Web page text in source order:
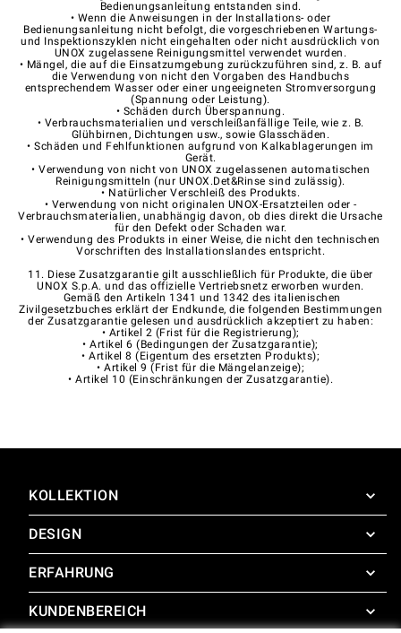
Bedienungsanleitung entstanden sind.
• Wenn die Anweisungen in der Installations- oder
Bedienungsanleitung nicht befolgt, die vorgeschriebenen Wartungs-
und Inspektionszyklen nicht eingehalten oder nicht ausdrücklich von
UNOX zugelassene Reinigungsmittel verwendet wurden.
• Mängel, die auf die Einsatzumgebung zurückzuführen sind, z. B. auf
die Verwendung von nicht den Vorgaben des Handbuchs
entsprechendem Wasser oder einer ungeeigneten Stromversorgung
(Spannung oder Leistung).
• Schäden durch Überspannung.
• Verbrauchsmaterialien und verschleißanfällige Teile, wie z. B.
Glühbirnen, Dichtungen usw., sowie Glasschäden.
• Schäden und Fehlfunktionen aufgrund von Kalkablagerungen im
Gerät.
• Verwendung von nicht von UNOX zugelassenen automatischen
Reinigungsmitteln (nur UNOX.Det&Rinse sind zulässig).
• Natürlicher Verschleiß des Produkts.
• Verwendung von nicht originalen UNOX-Ersatzteilen oder -
Verbrauchsmaterialien, unabhängig davon, ob dies direkt die Ursache
für den Defekt oder Schaden war.
• Verwendung des Produkts in einer Weise, die nicht den technischen
Vorschriften des Installationslandes entspricht.
11. Diese Zusatzgarantie gilt ausschließlich für Produkte, die über
UNOX S.p.A. und das offizielle Vertriebsnetz erworben wurden.
Gemäß den Artikeln 1341 und 1342 des italienischen
Zivilgesetzbuches erklärt der Endkunde, die folgenden Bestimmungen
der Zusatzgarantie gelesen und ausdrücklich akzeptiert zu haben:
• Artikel 2 (Frist für die Registrierung);
• Artikel 6 (Bedingungen der Zusatzgarantie);
• Artikel 8 (Eigentum des ersetzten Produkts);
• Artikel 9 (Frist für die Mängelanzeige);
• Artikel 10 (Einschränkungen der Zusatzgarantie).
KOLLEKTION
SuperOven
Zubehör
DESIGN
Design Concierge
Design Lounge
ERFAHRUNG
SuperOven Experience
KUNDENBEREICH